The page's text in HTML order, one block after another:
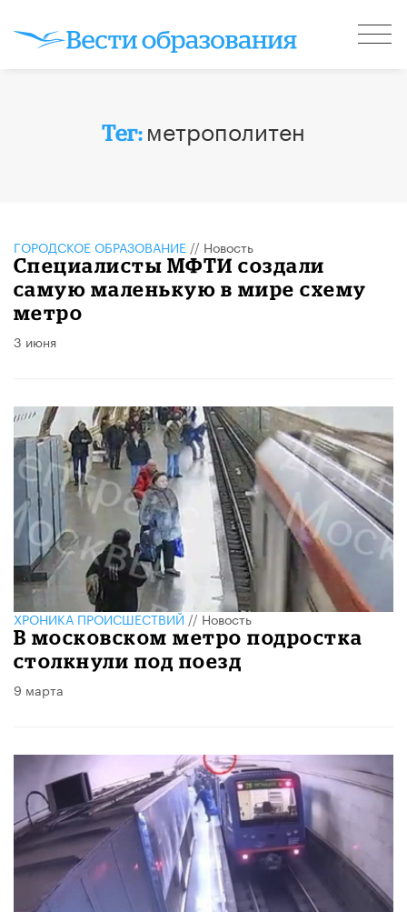
Тег: метрополитен
ГОРОДСКОЕ ОБРАЗОВАНИЕ // Новость
Специалисты МФТИ создали
самую маленькую в мире схему
метро
3 июня
ХРОНИКА ПРОИСШЕСТВИЙ//Новость
В московском метро подростка
столкнули под поезд
9 марта